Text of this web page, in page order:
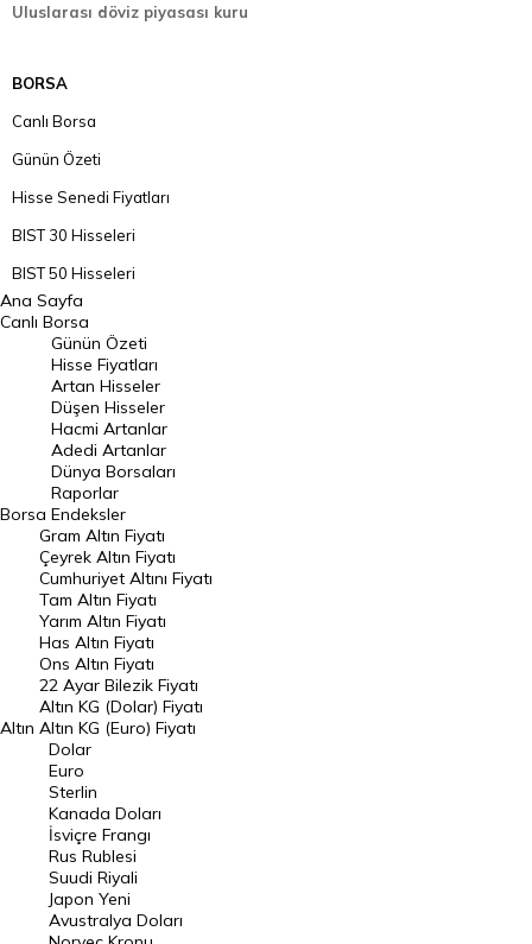
Uluslarası döviz piyasası kuru
BORSA
Canlı Borsa
Günün Özeti
Hisse Senedi Fiyatları
BIST 30 Hisseleri
BIST 50 Hisseleri
BIST 100 Hisseleri
En Çok Artan Hisseler
En Çok Düşen Hisseler
Hacmi Artanlar
Geçmiş Kapanışlar
Dünya Borsaları
Raporlar
Endeksler
DÖVİZ
Döviz Kuru
Dolar Kuru
Euro Kuru
Pound Kuru
Frank Kuru
Riyal Kuru
Avustralya Doları
Danimarka Kronu Kuru
Ana Sayfa
Canlı Borsa
Borsa
Günün Özeti
Hisse Fiyatları
Artan Hisseler
Düşen Hisseler
Hacmi Artanlar
Adedi Artanlar
Dünya Borsaları
Raporlar
Endeksler
Altın
Gram Altın Fiyatı
Çeyrek Altın Fiyatı
Cumhuriyet Altını Fiyatı
Tam Altın Fiyatı
Yarım Altın Fiyatı
Has Altın Fiyatı
Ons Altın Fiyatı
22 Ayar Bilezik Fiyatı
Altın KG (Dolar) Fiyatı
Altın KG (Euro) Fiyatı
Dolar
Euro
Sterlin
Kanada Doları
İsviçre Frangı
Rus Rublesi
Suudi Riyali
Japon Yeni
Avustralya Doları